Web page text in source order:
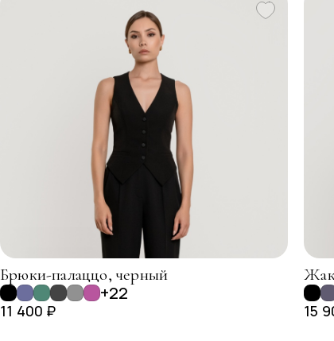
Брюки-палаццо, черный
+22
11 400 ₽ 15